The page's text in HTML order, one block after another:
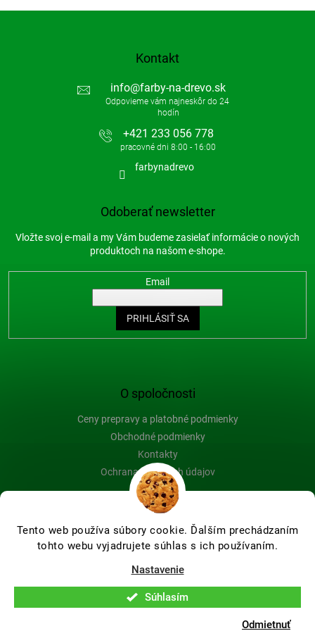
Tento web používa súbory cookie. Ďalším prechádzaním
tohto webu vyjadrujete súhlas s ich používaním.
Nastavenie
Odmietnuť
Súhlasím
O spoločnosti
Ceny prepravy a platobné podmienky
Obchodné podmienky
Kontakty
Ochrana osobných údajov
Blog
Kontakt
info@farby-na-drevo.sk
+421 233 056 778
farbynadrevo
Odoberať newsletter
Vložte svoj e-mail a my Vám budeme zasielať informácie o nových
produktoch na našom e-shope.
Email
PRIHLÁSIŤ SA
Farby-na-drevo.sk. Všetky práva vyhradené.